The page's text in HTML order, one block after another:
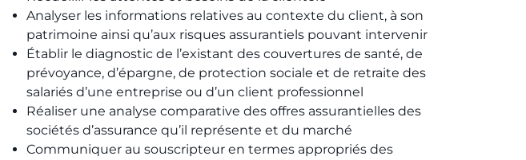
Analyser les informations relatives au contexte du client, à son
patrimoine ainsi qu’aux risques assurantiels pouvant intervenir
Établir le diagnostic de l’existant des couvertures de santé, de
prévoyance, d’épargne, de protection sociale et de retraite des
salariés d’une entreprise ou d’un client professionnel
Réaliser une analyse comparative des offres assurantielles des
sociétés d’assurance qu’il représente et du marché
Communiquer au souscripteur en termes appropriés des